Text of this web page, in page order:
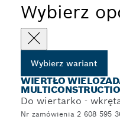
Wybierz
Wybierz wariant
WIERTŁO
Do wiertarko -
Nr zamówienia 2 608 595